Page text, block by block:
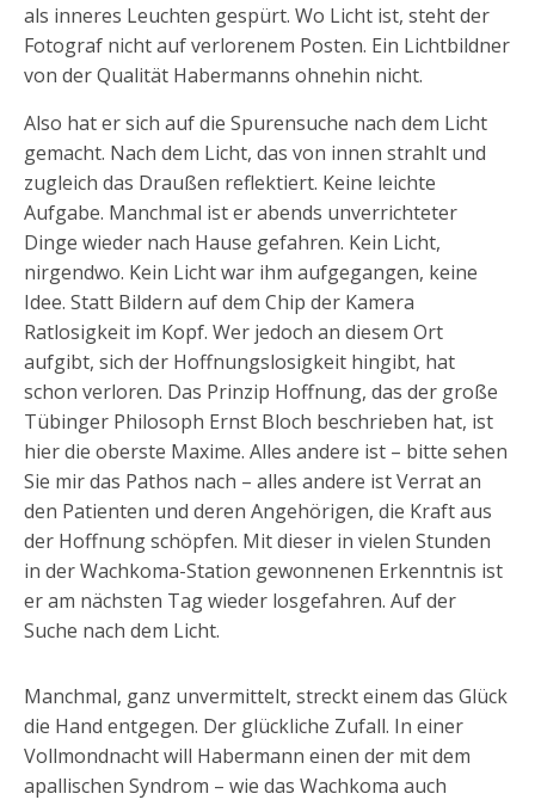
als inneres Leuchten gespürt. Wo Licht ist, steht der
Fotograf nicht auf verlorenem Posten. Ein Lichtbildner
von der Qualität Habermanns ohnehin nicht.
Also hat er sich auf die Spurensuche nach dem Licht
gemacht. Nach dem Licht, das von innen strahlt und
zugleich das Draußen reflektiert. Keine leichte
Aufgabe. Manchmal ist er abends unverrichteter
Dinge wieder nach Hause gefahren. Kein Licht,
nirgendwo. Kein Licht war ihm aufgegangen, keine
Idee. Statt Bildern auf dem Chip der Kamera
Ratlosigkeit im Kopf. Wer jedoch an diesem Ort
aufgibt, sich der Hoffnungslosigkeit hingibt, hat
schon verloren. Das Prinzip Hoffnung, das der große
Tübinger Philosoph Ernst Bloch beschrieben hat, ist
hier die oberste Maxime. Alles andere ist – bitte sehen
Sie mir das Pathos nach – alles andere ist Verrat an
den Patienten und deren Angehörigen, die Kraft aus
der Hoffnung schöpfen. Mit dieser in vielen Stunden
in der Wachkoma-Station gewonnenen Erkenntnis ist
er am nächsten Tag wieder losgefahren. Auf der
Suche nach dem Licht.
Manchmal, ganz unvermittelt, streckt einem das Glück
die Hand entgegen. Der glückliche Zufall. In einer
Vollmondnacht will Habermann einen der mit dem
apallischen Syndrom – wie das Wachkoma auch